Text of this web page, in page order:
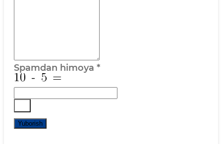
Spamdan himoya *
Yuborish